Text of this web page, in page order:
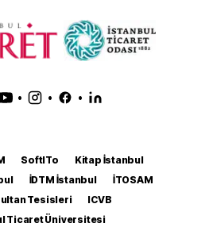
• • •
SoftITo
Kitap İstanbul
İDTM İstanbul
İTOSAM
Tesisleri
ICVB
Ticaret Üniversitesi